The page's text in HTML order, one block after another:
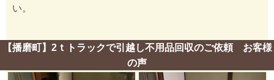
い。
【播磨町】2ｔトラックで引越し不用品回収のご依頼 お客様
の声